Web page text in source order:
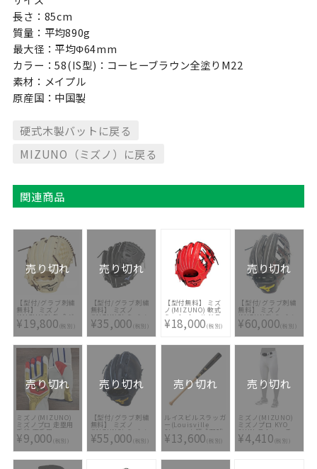
長さ：85cm
質量：平均890g
最大径：平均Φ64mm
カラー：58(IS型)：コーヒーブラウン全塗りM22
素材：メイプル
原産国：中国製
硬式木製バットに戻る
MIZUNO（ミズノ）に戻る
関連商品
売り切れ
【型付/グラブ刺繍
無料】 ミズノ
(MIZUNO) 軟式グ
ラブ グローバルエ
リート SELECT オ
ールラウンド用
1AJGR34400-8057
[ 型付け無料 軟式グ
ラブ刺繍1ヶ所無料
(単色のみ)]
¥19,800(税別)
売り切れ
【型付/グラブ刺繍
無料】 ミズノ
(MIZUNO) ミズノ
プロ 軟式グラブ ブ
ランドアンバサダー
田中モデル 限定ブ
ルーダイアモンドラ
ベル 1AJGR98201-
09 [ 型付け無料 軟
式グラブ刺繍2ヶ所
無料(単色のみ)]
¥35,000(税別)
【型付無料】 ミズ
ノ(MIZUNO) 軟式
ミット ウィルドラ
イブ レッド IBE 内
野手用
¥18,000(税別)
売り切れ
【型付/グラブ刺繍
無料】 ミズノ
(MIZUNO) ミズノ
プロ 硬式グラブ
HAGA BSSショップ
限定モデル
1AJGH24103-09 [
型付け無料 硬式グ
ラブ刺繍2ヶ所無料
り・影付きの場合、
1ヶ所+3300円(税
込)]
¥60,000(税別)
売り切れ
ミズノ(MIZUNO)
ミズノプロ 走塁用
手袋 両手用
¥9,000(税別)
売り切れ
【型付/グラブ刺繍
無料】 ミズノ
(MIZUNO) ミズノ
プロ 硬式グラブ
BSS限定
1AJGH99151-09X
¥55,000(税別)
売り切れ
ルイスビルスラッガ
ー(Louisville
Slugger) 硬式野球
用 木製バット
WTLNAHU02-LB
¥13,600(税別)
売り切れ
ミズノ(MIZUNO)
ミズノプロ KYO
SHIN ストレッチ
ユニフォームパンツ
ショートフィットタ
イプ 12JD9F1301
¥4,410(税別)